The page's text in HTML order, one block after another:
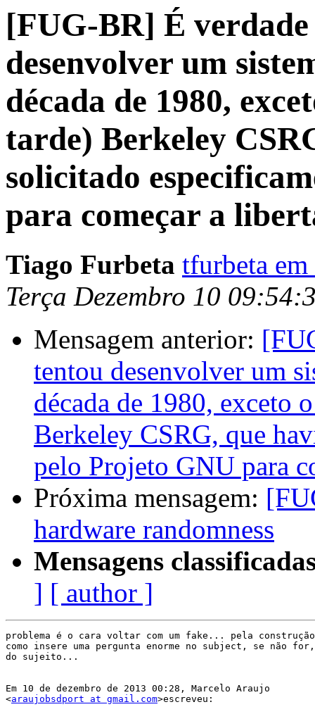
[FUG-BR] É
desenvolver um
década de 1980,
tarde) Berkeley
solicitado
para começar a
Tiago Furbeta tfurbeta
Terça Dezembro 10
Mensagem anterior:
tentou desenvolver um
década de 1980, exceto
Berkeley CSRG, que
pelo Projeto GNU para
Próxima mensagem:
hardware randomness
Mensagens
] [ author ]
problema é o cara voltar com um fake... pela
como insere uma pergunta enorme no subject, se não
do sujeito...
Em 10 de dezembro de 2013 00:28, Marcelo Araujo
<araujobsdport at gmail.com>escreveu: